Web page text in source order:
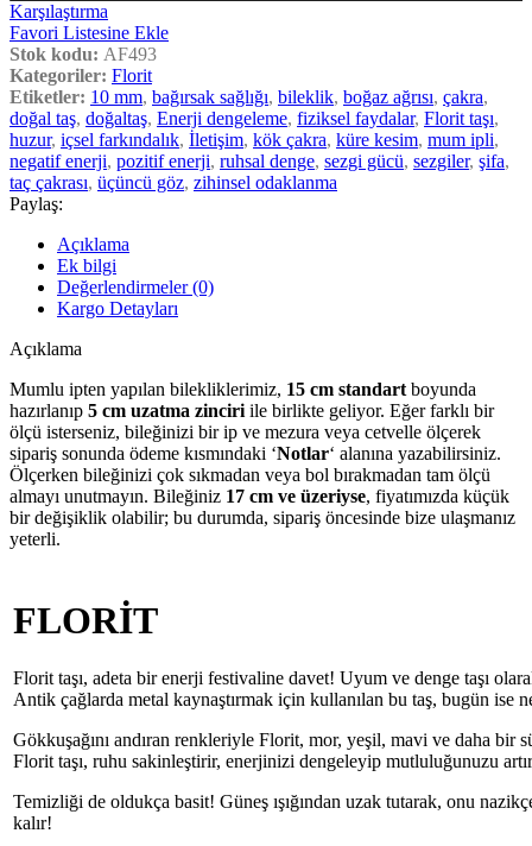
Karşılaştırma
Favori Listesine Ekle
Stok kodu: AF493
Kategoriler: Florit
Etiketler: 10 mm, bağırsak sağlığı, bileklik, boğaz ağrısı, çakra,
doğal taş, doğaltaş, Enerji dengeleme, fiziksel faydalar, Florit taşı,
huzur, içsel farkındalık, İletişim, kök çakra, küre kesim, mum ipli,
negatif enerji, pozitif enerji, ruhsal denge, sezgi gücü, sezgiler, şifa,
taç çakrası, üçüncü göz, zihinsel odaklanma
Paylaş:
Açıklama
Ek bilgi
Değerlendirmeler (0)
Kargo Detayları
Açıklama
Mumlu ipten yapılan bilekliklerimiz, 15 cm standart boyunda
hazırlanıp 5 cm uzatma zinciri ile birlikte geliyor. Eğer farklı bir
ölçü isterseniz, bileğinizi bir ip ve mezura veya cetvelle ölçerek
sipariş sonunda ödeme kısmındaki ‘Notlar‘ alanına yazabilirsiniz.
Ölçerken bileğinizi çok sıkmadan veya bol bırakmadan tam ölçü
almayı unutmayın. Bileğiniz 17 cm ve üzeriyse, fiyatımızda küçük
bir değişiklik olabilir; bu durumda, sipariş öncesinde bize ulaşmanız
yeterli.
FLORİT
Florit taşı, adeta bir enerji festivaline davet! Uyum ve denge taşı
Antik çağlarda metal kaynaştırmak için kullanılan bu taş, bugün ise
Gökkuşağını andıran renkleriyle Florit, mor, yeşil, mavi ve daha bir
Florit taşı, ruhu sakinleştirir, enerjinizi dengeleyip mutluluğunuzu
Temizliği de oldukça basit! Güneş ışığından uzak tutarak, onu
kalır!